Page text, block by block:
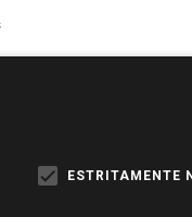
PARA VER OS PREÇOS DA
OS PREÇOS E CONDIÇÕES
ESTRITAMENTE